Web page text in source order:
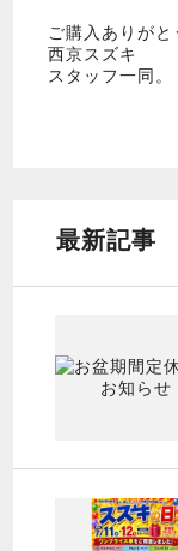
ご購入ありが
西京スズキ
スタッフ一同。
最新記事